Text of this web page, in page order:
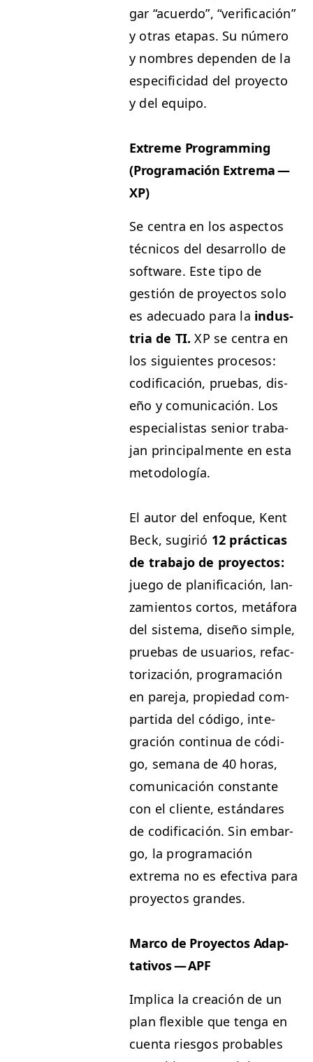
gar “acuer­do”,“ver­i­fi­cación”
y otras eta­pas. Su número
y nom­bres depen­den de la
especi­fi­ci­dad del proyec­to
y del equipo.
Extreme Pro­gram­ming
(Pro­gra­mación Extrema —
XP)
Se cen­tra en los aspec­tos
téc­ni­cos del desar­rol­lo de
soft­ware. Este tipo de
gestión de proyec­tos solo
es ade­cua­do para la indus­
tria de TI. XP se cen­tra en
los sigu­ientes pro­ce­sos:
cod­i­fi­cación, prue­bas, dis­
eño y comu­ni­cación. Los
espe­cial­is­tas senior tra­ba­
jan prin­ci­pal­mente en esta
metodología.
El autor del enfoque, Kent
Beck, sugir­ió 12 prác­ti­cas
de tra­ba­jo de proyec­tos:
juego de plan­i­fi­cación, lan­
za­mien­tos cor­tos, metá­fo­ra
del sis­tema, dis­eño sim­ple,
prue­bas de usuar­ios, refac­
tor­ización, pro­gra­mación
en pare­ja, propiedad com­
par­ti­da del códi­go, inte­
gración con­tin­ua de códi­
go, sem­ana de 40 horas,
comu­ni­cación con­stante
con el cliente, están­dares
de cod­i­fi­cación. Sin embar­
go, la pro­gra­mación
extrema no es efec­ti­va para
proyec­tos grandes.
Mar­co de Proyec­tos Adap­
ta­tivos —APF
Impli­ca la creación de un
plan flex­i­ble que ten­ga en
cuen­ta ries­gos prob­a­bles